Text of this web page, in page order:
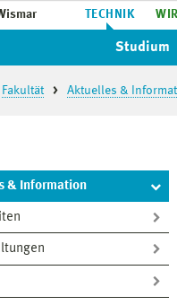
TECHNIK
Studium
Fakultät Aktuelles &
& Information